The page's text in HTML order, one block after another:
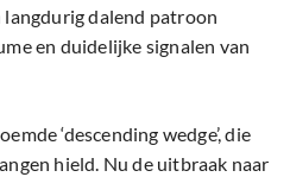
langdurig dalend patroon
en duidelijke signalen van
‘descending wedge’, die
hield. Nu de uitbraak naar